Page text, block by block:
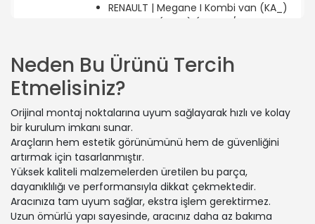
RENAULT | Megane I Kombi van (KA_)
| 1.6 BiFuel (KA0B) (Benzin/oto gaz
2003-07-01
RENAULT | MASTER II Minibüs/Otobüs
(JD) | 3.0 dCi 140 (JD0T, JD1T) (Dizel)
- 100 Kw 136 Ps | 2003-10-01 / 2006-
09-01
RENAULT | CLIO II Kasa/eğik arka
(SB0/1/2_) | 1.9 DTi (SB0U) (Dizel) -
59 Kw 80 Ps | 2000-02-01 / 2001-05-
01
NISSAN | INTERSTAR Minibüs/Otobüs
(X70) | dCi 150 (Dizel) - 107 Kw 145 Ps
| 2006-09-01 / 2011-03-01
Neden Bu Ürünü Tercih
Etmelisiniz?
Orijinal montaj noktalarına uyum sağlayarak hızlı ve kolay
bir kurulum imkanı sunar.
Araçların hem estetik görünümünü hem de güvenliğini
artırmak için tasarlanmıştır.
Yüksek kaliteli malzemelerden üretilen bu parça,
dayanıklılığı ve performansıyla dikkat çekmektedir.
Aracınıza tam uyum sağlar, ekstra işlem gerektirmez.
Uzun ömürlü yapı sayesinde, aracınız daha az bakıma